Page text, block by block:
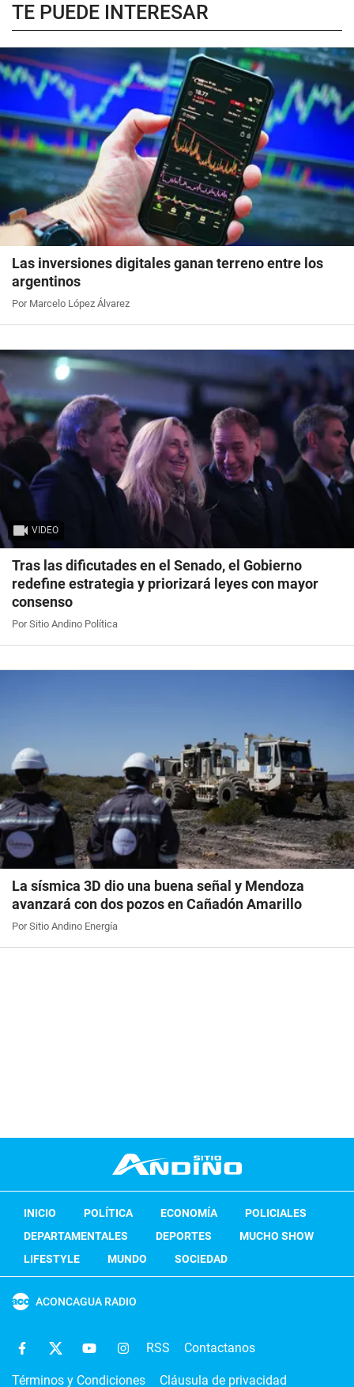
TE PUEDE INTERESAR
Las inversiones digitales ganan terreno entre los
argentinos
Por Marcelo López Álvarez
VIDEO
Tras las dificutades en el Senado, el Gobierno
redefine estrategia y priorizará leyes con mayor
consenso
Por Sitio Andino Política
La sísmica 3D dio una buena señal y Mendoza
avanzará con dos pozos en Cañadón Amarillo
Por Sitio Andino Energía
INICIO POLÍTICA ECONOMÍA
POLICIALES
DEPARTAMENTALES
DEPORTES
MUCHO SHOW
LIFESTYLE
MUNDO SOCIEDAD
ACONCAGUA RADIO
RSS Contactanos
Términos y Condiciones Cláusula de privacidad